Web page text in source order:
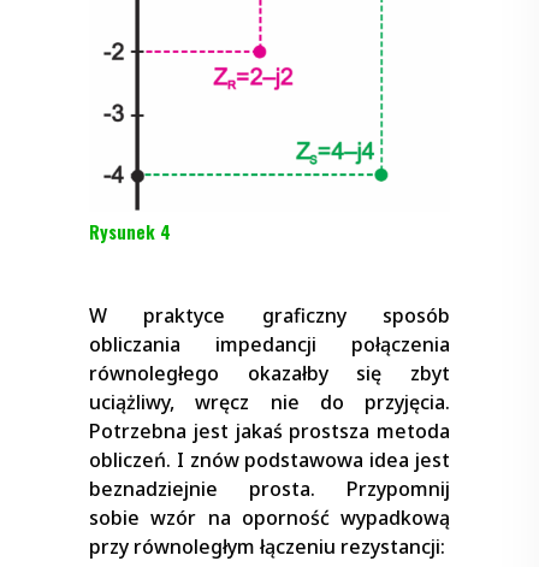
Rysunek 4
W praktyce graficzny sposób
obliczania impedancji połączenia
równoległego okazałby się zbyt
uciążliwy, wręcz nie do przyjęcia.
Potrzebna jest jakaś prostsza metoda
obliczeń. I znów podstawowa idea jest
beznadziejnie prosta. Przypomnij
sobie wzór na oporność wypadkową
przy równoległym łączeniu rezystancji: